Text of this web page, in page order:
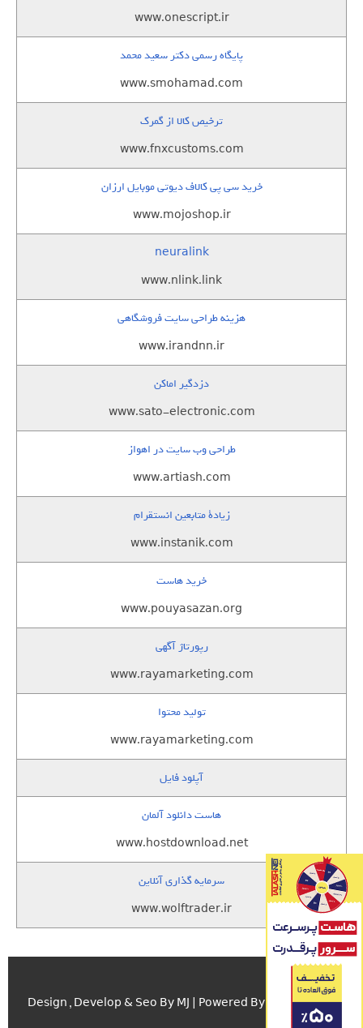
www.onescript.ir
پایگاه رسمی دکتر سعید محمد
www.smohamad.com
ترخیص کالا از گمرک
www.fnxcustoms.com
خرید سی پی کالاف دیوتی موبایل ارزان
www.mojoshop.ir
neuralink
www.nlink.link
هزینه طراحی سایت فروشگاهی
www.irandnn.ir
دزدگیر اماکن
www.sato-electronic.com
طراحی وب سایت در اهواز
www.artiash.com
زيادة متابعين انستقرام
www.instanik.com
خرید هاست
www.pouyasazan.org
رپورتاژ آگهی
www.rayamarketing.com
تولید محتوا
www.rayamarketing.com
آپلود فایل
هاست دانلود آلمان
www.hostdownload.net
سرمایه گذاری آنلاین
www.wolftrader.ir
Design , Develop & Seo By MJ | Powered By اسکریپت.com